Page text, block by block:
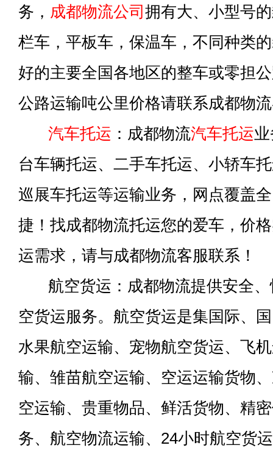
务， 成都物流公司 拥有大、小型号
栏车，平板车，保温车，不同种类
好的主要全国各地区的整车或零担
公路运输吨公里价格请联系成都物
汽车托运 ：成都物流汽车托运
台车辆托运、二手车托运、小轿车
巡展车托运等运输业务，网点覆盖
捷！找成都物流托运您的爱车，价
运需求，请与成都物流客服联系！
航空货运：成都物流提供安全、
空货运服务。航空货运是集国际、
水果航空运输、宠物航空货运、飞
输、雏苗航空运输、空运运输货物
空运输、贵重物品、鲜活货物、精
务、航空物流运输、24小时航空货